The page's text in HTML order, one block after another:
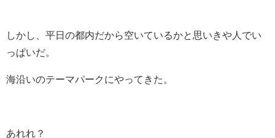
しかし、平日の都内だから空いているかと思いきや人でい
っぱいだ。
海沿いのテーマパークにやってきた。
あれれ？